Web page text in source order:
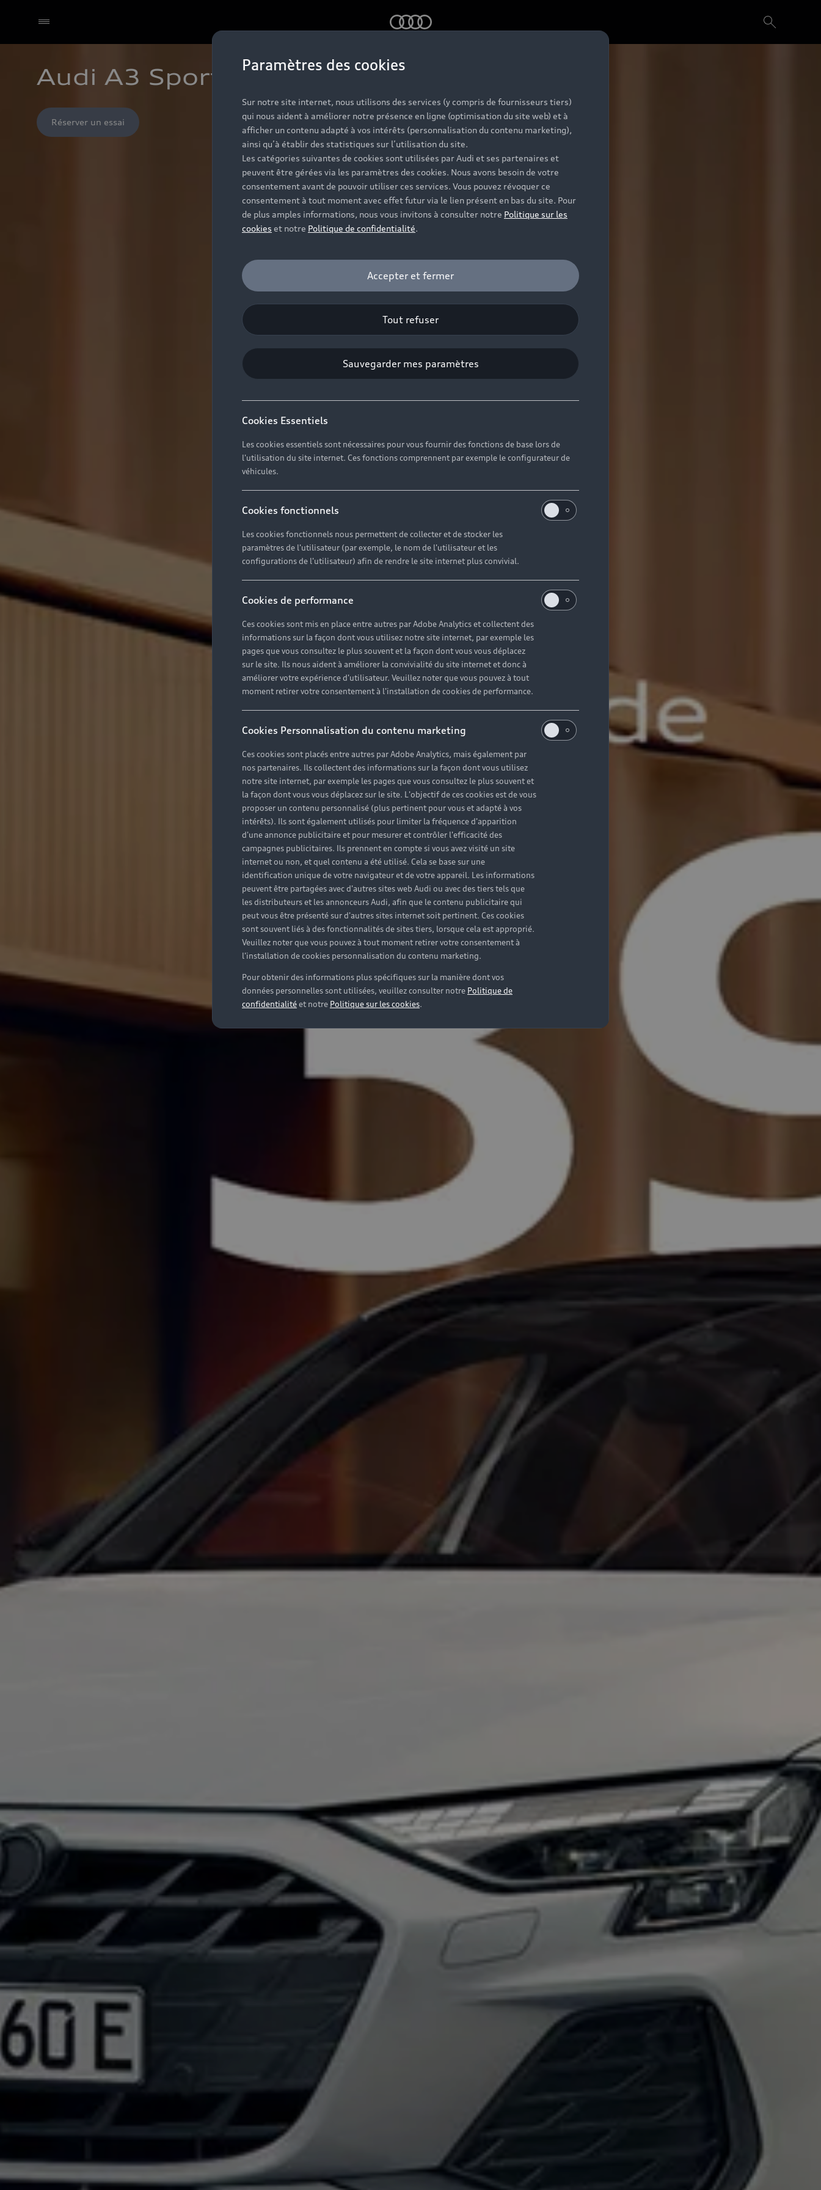
Paramètres des cookies
Sur notre site internet, nous utilisons des services (y compris de fournisseurs tiers)
qui nous aident à améliorer notre présence en ligne (optimisation du site web) et à
afficher un contenu adapté à vos intérêts (personnalisation du contenu marketing),
ainsi qu’à établir des statistiques sur l’utilisation du site.
Les catégories suivantes de cookies sont utilisées par Audi et ses partenaires et
peuvent être gérées via les paramètres des cookies. Nous avons besoin de votre
consentement avant de pouvoir utiliser ces services. Vous pouvez révoquer ce
consentement à tout moment avec effet futur via le lien présent en bas du site. Pour
de plus amples informations, nous vous invitons à consulter notre Politique sur les
cookies et notre Politique de confidentialité.
Accepter et fermer
Tout refuser
Sauvegarder mes paramètres
Cookies Essentiels
Les cookies essentiels sont nécessaires pour vous fournir des fonctions de base lors de
l'utilisation du site internet. Ces fonctions comprennent par exemple le configurateur de
véhicules.
Cookies fonctionnels
Les cookies fonctionnels nous permettent de collecter et de stocker les
paramètres de l'utilisateur (par exemple, le nom de l'utilisateur et les
configurations de l'utilisateur) afin de rendre le site internet plus convivial.
Cookies de performance
Ces cookies sont mis en place entre autres par Adobe Analytics et collectent des
informations sur la façon dont vous utilisez notre site internet, par exemple les
pages que vous consultez le plus souvent et la façon dont vous vous déplacez
sur le site. Ils nous aident à améliorer la convivialité du site internet et donc à
améliorer votre expérience d'utilisateur. Veuillez noter que vous pouvez à tout
moment retirer votre consentement à l'installation de cookies de performance.
Cookies Personnalisation du contenu marketing
Ces cookies sont placés entre autres par Adobe Analytics, mais également par
nos partenaires. Ils collectent des informations sur la façon dont vous utilisez
notre site internet, par exemple les pages que vous consultez le plus souvent et
la façon dont vous vous déplacez sur le site. L'objectif de ces cookies est de vous
proposer un contenu personnalisé (plus pertinent pour vous et adapté à vos
intérêts). Ils sont également utilisés pour limiter la fréquence d'apparition
d'une annonce publicitaire et pour mesurer et contrôler l'efficacité des
campagnes publicitaires. Ils prennent en compte si vous avez visité un site
internet ou non, et quel contenu a été utilisé. Cela se base sur une
identification unique de votre navigateur et de votre appareil. Les informations
peuvent être partagées avec d'autres sites web Audi ou avec des tiers tels que
les distributeurs et les annonceurs Audi, afin que le contenu publicitaire qui
peut vous être présenté sur d'autres sites internet soit pertinent. Ces cookies
sont souvent liés à des fonctionnalités de sites tiers, lorsque cela est approprié.
Veuillez noter que vous pouvez à tout moment retirer votre consentement à
l'installation de cookies personnalisation du contenu marketing.
Pour obtenir des informations plus spécifiques sur la manière dont vos
données personnelles sont utilisées, veuillez consulter notre Politique de
confidentialitéet notre Politique sur les cookies.
Audi A3 Sportback TFSI e
Réserver un essai